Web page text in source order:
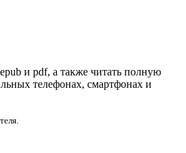
и pdf, а также читать полную
телефонах, смартфонах и